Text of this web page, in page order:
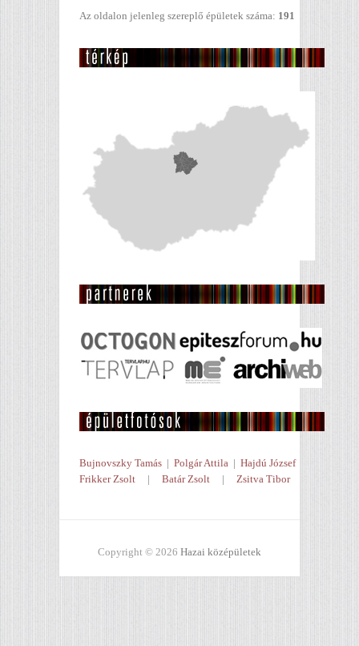
Az oldalon jelenleg szereplő épületek száma: 191
Bujnovszky Tamás | Polgár Attila | Hajdú József
Frikker Zsolt | Batár Zsolt | Zsitva Tibor
Copyright © 2026 Hazai középületek